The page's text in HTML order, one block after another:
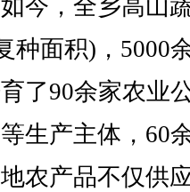
今，全乡高山
种面积)，5000
了90余家农业
生产主体，60
农产品不仅供